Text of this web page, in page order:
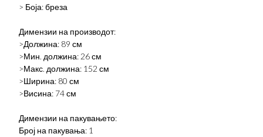
> Боја: бреза
Димензии на производот:
>Должина: 89 см
>Мин. должина: 26 см
>Макс. должина: 152 см
>Ширина: 80 см
>Висина: 74 см
Димензии на пакувањето:
Број на пакувања: 1